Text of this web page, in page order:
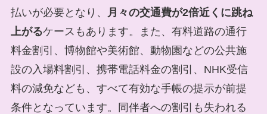
払いが必要となり、
月々の交通費が2倍近くに跳ね
上がるケースもあります。また、有料道路の通行
料金割引、博物館や美術館、動物園などの公共施
設の入場料割引、携帯電話料金の割引、NHK受信
料の減免なども、すべて有効な手帳の提示が前提
条件となっています。同伴者への割引も失われる